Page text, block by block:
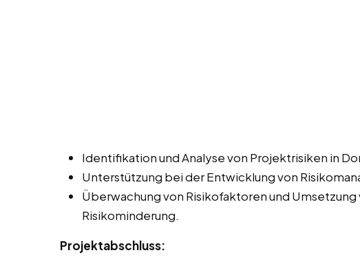
Identifikation und Analyse von Projektrisiken in
Unterstützung bei der Entwicklung von
Überwachung von Risikofaktoren und Umsetzung
Risikominderung.
Projektabschluss: